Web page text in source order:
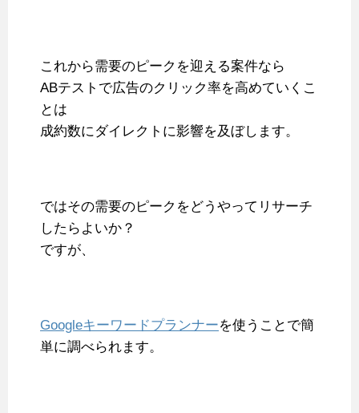
これから需要のピークを迎える案件なら
ABテストで広告のクリック率を高めていくこ
とは
成約数にダイレクトに影響を及ぼします。
ではその需要のピークをどうやってリサーチ
したらよいか？
ですが、
Googleキーワードプランナーを使うことで簡
単に調べられます。